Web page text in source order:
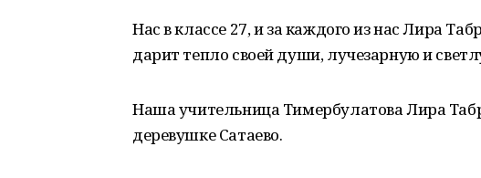
Нас в классе 27, и за каждого из нас Лира
дарит тепло своей души, лучезарную и
Наша учительница Тимербулатова Лира
деревушке Сатаево.